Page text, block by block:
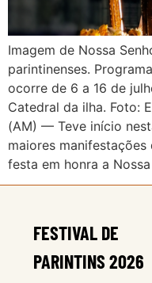
Imagem de Nossa
parintinenses.
ocorre de 6 a 16 de
Catedral da ilha. Foto:
(AM) — Teve início
maiores
festa em honra a
FESTIVAL DE
PARINTINS 2026